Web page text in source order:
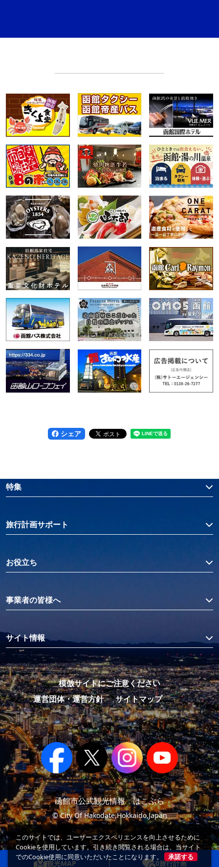
シェア
観光MAP 0旅行計画
特集
旅行計画サポート
お役立ち
事業者の皆様へ
サイト情報
模倣サイトにご注意ください
運営団体・運営方針
サイトマップ
函館市公式観光情報 はこぶら
© City Of Hakodate,Hokkaido,Japan
このサイトでは、ユーザーエクスペリエンスを向上させるために
Cookieを使用しています。引き続き閲覧される場合は、当サイト
でのCookie使用に同意いただいたことになります。
承諾する